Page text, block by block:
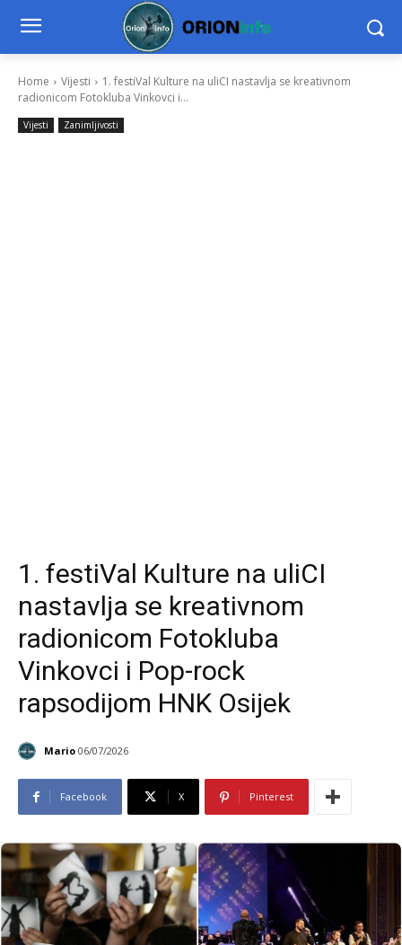
Home Vijesti
1. festiVal Kulture na uliCI nastavlja se kreativnom
radionicom Fotokluba Vinkovci i...
Vijesti Zanimljivosti
1. festiVal Kulture na uliCI
nastavlja se kreativnom
radionicom Fotokluba
Vinkovci i Pop-rock
rapsodijom HNK Osijek
Mario 06/07/2026
Facebook X Pinterest